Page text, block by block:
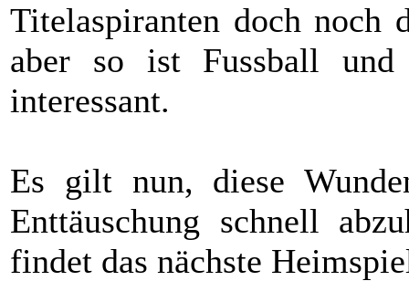
Titelaspiranten doch noch
aber so ist Fussball
interessant.
Es gilt nun, diese
Enttäuschung schnell
findet das nächste